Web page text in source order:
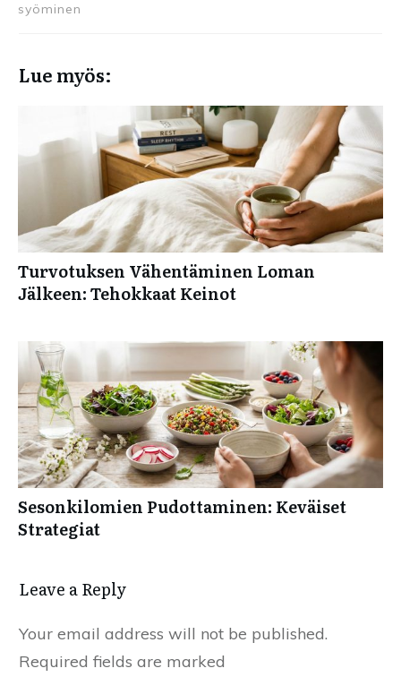
syöminen
Lue myös:
Turvotuksen Vähentäminen Loman
Jälkeen: Tehokkaat Keinot
Sesonkilomien Pudottaminen: Keväiset
Strategiat
Leave a Reply
Your email address will not be published.
Required fields are marked